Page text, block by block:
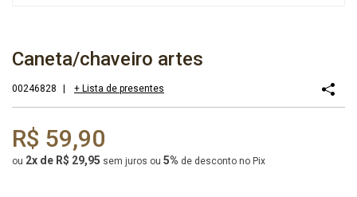
Caneta/chaveiro artes
00246828 + Lista de presentes
R$ 59,90
ou 2x de R$ 29,95 sem juros ou 5% de desconto no Pix